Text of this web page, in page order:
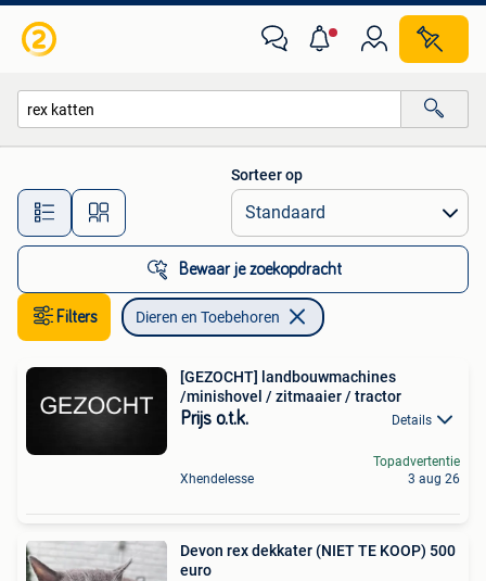
Alle afstanden…
Sorteer op
Bewaar je zoekopdracht
Filters Dieren en Toebehoren
[GEZOCHT] landbouwmachines
/minishovel / zitmaaier / tractor
Prijs o.t.k. Details
Xhendelesse
Topadvertentie
3 aug 26
Devon rex dekkater (NIET TE KOOP) 500
euro